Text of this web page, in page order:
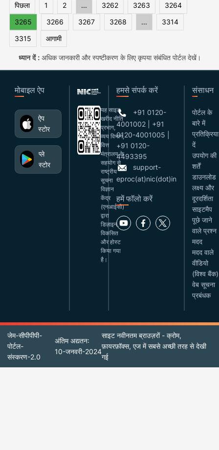
पिछला 1 2 ... 3262 3263
3264
3265
3266 3267 3268 ...
3314
3315
आगामी
ध्यान दें :अधिक जानकारी और स्पष्टीकरण के लिए कृपया संबंधित पोर्टल देखें।
मोबाइल ऐप
ऐप
स्टोर
प्ले
स्टोर
यह साइट
खरीद नीति
प्रभाग,
व्यय विभाग,
वित्त
मंत्रालय के
सहयोग से
राष्ट्रीय
सूचना
विज्ञान
केंद्र
(एनआईसी)
द्वारा
डिज़ाइन,
विकसित
और होस्ट
किया गया
है।
हमसे संपर्क करें
+91 0120-
4001002 | +91
0120-4001005 |
+91 0120-
4493395
support-
eproc(at)nic(dot)in
हमें फॉलो करें
संसाधन
पोर्टल के
बारे में
प्रतिक्रिया
दें
उपयोग की
शर्तें
डाउनलोड
लक्ष्य और
दूरदर्शिता
साइटमैप
पूछे जाने
वाले प्रश्न
मदद
मदद वाले
वीडियो
(विश्व बैंक)
वेब सूचना
प्रबंधक
जेम-सीपीपीपी-
पोर्टल-
संस्करण-2.0
अंतिम अद्यतन:
10-जनवरी-2024
साइट नवीनतम ब्राउज़रों - क्रोम,
फ़ायरफ़ॉक्स, एज में सबसे अच्छी तरह से देखी
गई